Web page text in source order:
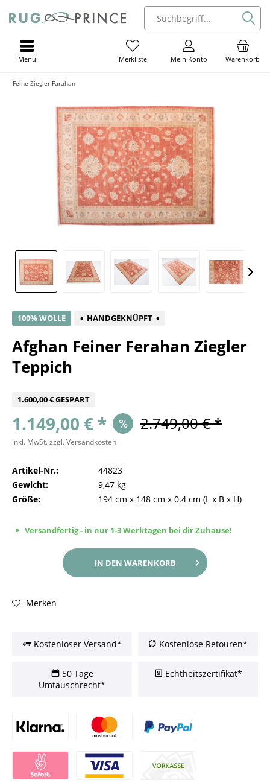
Warenkorb
Mein Konto
Merkliste
Menü
Feine Ziegler Farahan
100% WOLLE HANDGEKNÜPFT
Afghan Feiner Ferahan Ziegler
Teppich
1.600,00 € GESPART
1.149,00 € * 2.749,00 € *
inkl. MwSt.zzgl. Versandkosten
Artikel-Nr.:
44823
Gewicht:
9,47 kg
Größe:
194 cm x 148 cm x 0.4 cm (L x B x H)
Versandfertig - in nur 1-3 Werktagen bei dir Zuhause!
IN DEN WARENKORB
Merken
Kostenloser Versand* Kostenlose Retouren*
50 Tage
Umtauschrecht*
Echtheitszertifikat*